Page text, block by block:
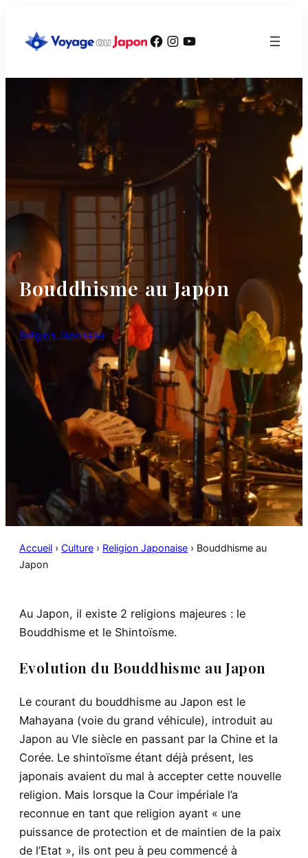
contenu
Facebook
Instagram
YouTube
Bouddhisme au Japon
Religion Japonaise
Accueil › Culture › Religion Japonaise › Bouddhisme au
Japon
Au Japon, il existe 2 religions majeures : le
Bouddhisme et le Shintoïsme.
Evolution du Bouddhisme au Japon
Le courant du bouddhisme au Japon est le
Mahayana (voie du grand véhicule), introduit au
Japon au VIe siècle en passant par la Chine et la
Corée. Le shintoïsme étant déjà présent, les
japonais avaient du mal à accepter cette nouvelle
religion. Mais lorsque la Cour impériale l’a
reconnue en tant que religion ayant « une
puissance de protection et de maintien de la paix
de l’Etat », ils ont peu à peu commencé à